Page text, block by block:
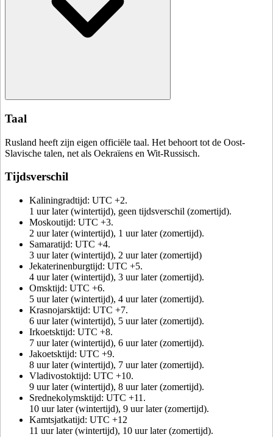
Taal
Rusland heeft zijn eigen officiële taal. Het behoort tot de Oost-
Slavische talen, net als Oekraïens en Wit-Russisch.
Tijdsverschil
Kaliningradtijd: UTC +2.
1 uur later (wintertijd), geen tijdsverschil (zomertijd).
Moskoutijd: UTC +3.
2 uur later (wintertijd), 1 uur later (zomertijd).
Samaratijd: UTC +4.
3 uur later (wintertijd), 2 uur later (zomertijd)
Jekaterinenburgtijd: UTC +5.
4 uur later (wintertijd), 3 uur later (zomertijd).
Omsktijd: UTC +6.
5 uur later (wintertijd), 4 uur later (zomertijd).
Krasnojarsktijd: UTC +7.
6 uur later (wintertijd), 5 uur later (zomertijd).
Irkoetsktijd: UTC +8.
7 uur later (wintertijd), 6 uur later (zomertijd).
Jakoetsktijd: UTC +9.
8 uur later (wintertijd), 7 uur later (zomertijd).
Vladivostoktijd: UTC +10.
9 uur later (wintertijd), 8 uur later (zomertijd).
Srednekolymsktijd: UTC +11.
10 uur later (wintertijd), 9 uur later (zomertijd).
Kamtsjatkatijd: UTC +12
11 uur later (wintertijd), 10 uur later (zomertijd).